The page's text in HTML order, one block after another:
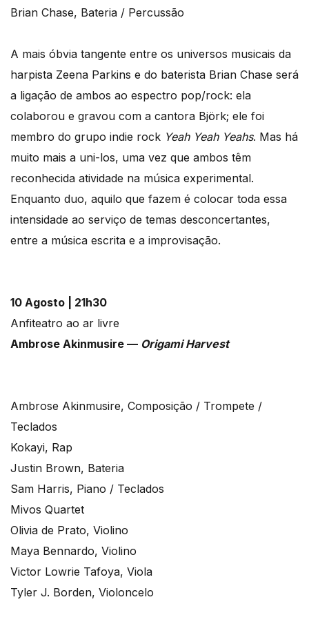
Brian Chase, Bateria / Percussão
A mais óbvia tangente entre os universos musicais da
harpista Zeena Parkins e do baterista Brian Chase será
a ligação de ambos ao espectro pop/rock: ela
colaborou e gravou com a cantora Björk; ele foi
membro do grupo indie rock Yeah Yeah Yeahs. Mas há
muito mais a uni-los, uma vez que ambos têm
reconhecida atividade na música experimental.
Enquanto duo, aquilo que fazem é colocar toda essa
intensidade ao serviço de temas desconcertantes,
entre a música escrita e a improvisação.
10 Agosto | 21h30
Anfiteatro ao ar livre
Ambrose Akinmusire — Origami Harvest
Ambrose Akinmusire, Composição / Trompete /
Teclados
Kokayi, Rap
Justin Brown, Bateria
Sam Harris, Piano / Teclados
Mivos Quartet
Olivia de Prato, Violino
Maya Bennardo, Violino
Victor Lowrie Tafoya, Viola
Tyler J. Borden, Violoncelo